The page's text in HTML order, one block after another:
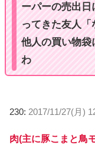
ーパーの売出日
ってきた友人「
他人の買い物袋
わ
230: 2017/11/27(月)
肉(主に豚こまと鳥